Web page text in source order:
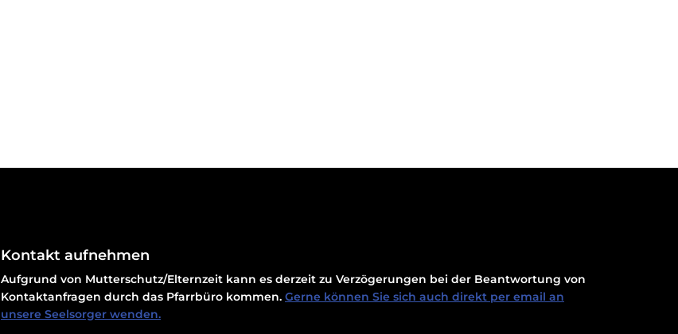
Kontakt aufnehmen
Aufgrund von Mutterschutz/Elternzeit kann es derzeit zu Verzögerungen bei der Beantwortung von
Kontaktanfragen durch das Pfarrbüro kommen. Gerne können Sie sich auch direkt per email an
unsere Seelsorger wenden.